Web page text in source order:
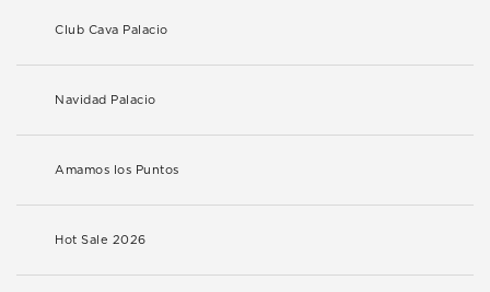
Club Cava Palacio
Navidad Palacio
Amamos los Puntos
Hot Sale 2026